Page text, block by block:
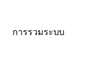
การรวมระบบ